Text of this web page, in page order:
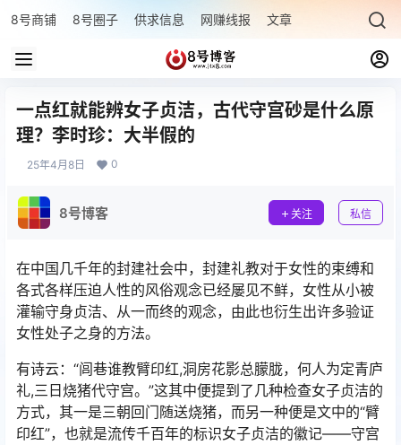
8号商铺 8号圈子 供求信息 网赚线报 文章专题 最新文章
一点红就能辨女子贞洁，古代守宫砂是什么原
理？李时珍：大半假的
25年4月8日 0
8号博客 关注 私信
在中国几千年的封建社会中，封建礼教对于女性的束缚和
各式各样压迫人性的风俗观念已经屡见不鲜，女性从小被
灌输守身贞洁、从一而终的观念，由此也衍生出许多验证
女性处子之身的方法。
有诗云：“闾巷谁教臂印红,洞房花影总朦胧，何人为定青庐
礼,三日烧猪代守宫。”这其中便提到了几种检查女子贞洁的
方式，其一是三朝回门随送烧猪，而另一种便是文中的“臂
印红”，也就是流传千百年的标识女子贞洁的徽记——守宫